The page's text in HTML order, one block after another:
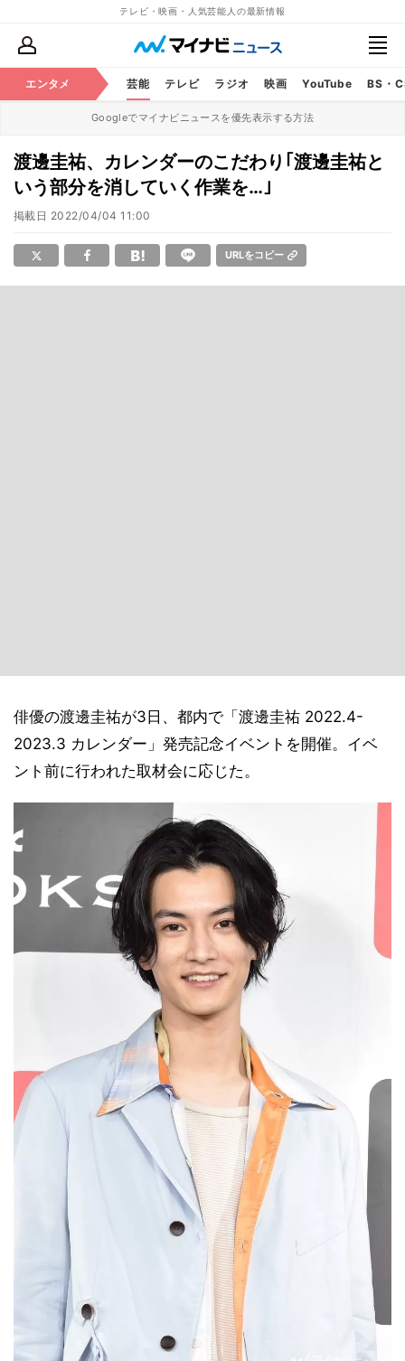
テレビ・映画・人気芸能人の最新情報
エンタメ 芸能 テレビ ラジオ 映画 YouTube BS・
Googleでマイナビニュースを優先表示する方法
渡邊圭祐、カレンダーのこだわり｢渡邊圭祐と
いう部分を消していく作業を…｣
掲載日 2022/04/04 11:00
URLをコピー
俳優の渡邊圭祐が3日、都内で「渡邊圭祐 2022.4-
2023.3 カレンダー」発売記念イベントを開催。イベ
ント前に行われた取材会に応じた。